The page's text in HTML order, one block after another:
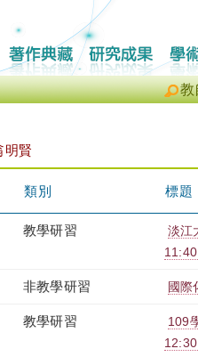
教
明賢
類別 標題
教學研習
淡江
非教學研習 國際
教學研習
109